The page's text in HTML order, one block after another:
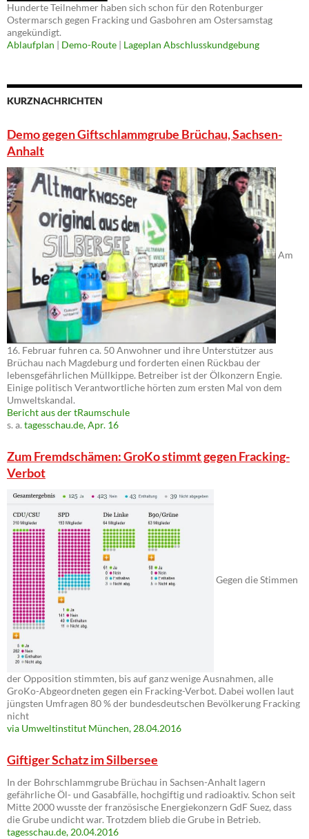
Hunderte Teilnehmer haben sich schon für den Rotenburger
Ostermarsch gegen Fracking und Gasbohren am Ostersamstag
angekündigt.
Ablaufplan | Demo-Route | Lageplan Abschlusskundgebung
KURZNACHRICHTEN
Demo gegen Giftschlammgrube Brüchau, Sachsen-
Anhalt
Am
16. Februar fuhren ca. 50 Anwohner und ihre Unterstützer aus
Brüchau nach Magdeburg und forderten einen Rückbau der
lebensgefährlichen Müllkippe. Betreiber ist der Ölkonzern Engie.
Einige politisch Verantwortliche hörten zum ersten Mal von dem
Umweltskandal.
Bericht aus der tRaumschule
s. a. tagesschau.de, Apr. 16
Zum Fremdschämen: GroKo stimmt gegen Fracking-
Verbot
Gegen die Stimmen
der Opposition stimmten, bis auf ganz wenige Ausnahmen, alle
GroKo-Abgeordneten gegen ein Fracking-Verbot. Dabei wollen laut
jüngsten Umfragen 80 % der bundesdeutschen Bevölkerung Fracking
nicht
via Umweltinstitut München, 28.04.2016
Giftiger Schatz im Silbersee
In der Bohrschlammgrube Brüchau in Sachsen-Anhalt lagern
gefährliche Öl- und Gasabfälle, hochgiftig und radioaktiv. Schon seit
Mitte 2000 wusste der französische Energiekonzern GdF Suez, dass
die Grube undicht war. Trotzdem blieb die Grube in Betrieb.
tagesschau.de, 20.04.2016